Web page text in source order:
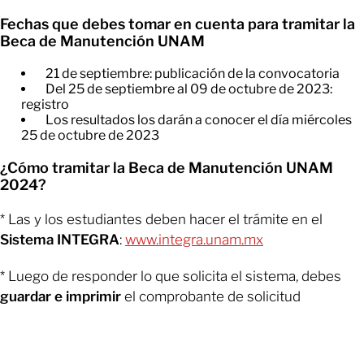
Fechas que debes tomar en cuenta para tramitar la
Beca de Manutención UNAM
21 de septiembre: publicación de la convocatoria
​Del 25 de septiembre al 09 de octubre de 2023:
registro
​Los resultados los darán a conocer el día miércoles
25 de octubre de 2023
¿Cómo tramitar la Beca de Manutención UNAM
2024?
* Las y los estudiantes deben hacer el trámite en el
Sistema INTEGRA: www.integra.unam.mx
* Luego de responder lo que solicita el sistema, debes
guardar e imprimir el comprobante de solicitud